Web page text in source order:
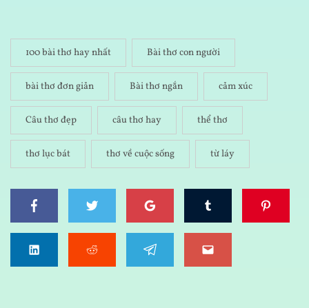
100 bài thơ hay nhất Bài thơ con người
bài thơ đơn giản Bài thơ ngắn cảm xúc
Câu thơ đẹp câu thơ hay thể thơ
thơ lục bát thơ về cuộc sống từ láy